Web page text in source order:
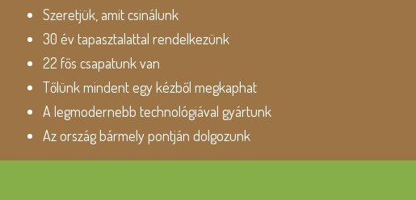
Szeretjük, amit csinálunk
30 év tapasztalattal rendelkezünk
22 fős csapatunk van
Tőlünk mindent egy kézből megkaphat
A legmodernebb technológiával gyártunk
Az ország bármely pontján dolgozunk